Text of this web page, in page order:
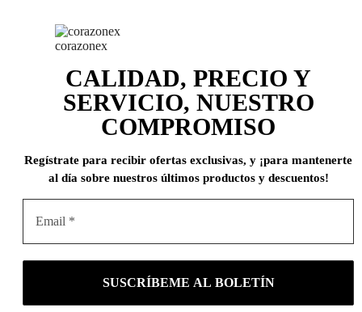
corazonex
CALIDAD, PRECIO Y
SERVICIO, NUESTRO
COMPROMISO
Regístrate para recibir ofertas exclusivas, y ¡para mantenerte
al día sobre nuestros últimos productos y descuentos!